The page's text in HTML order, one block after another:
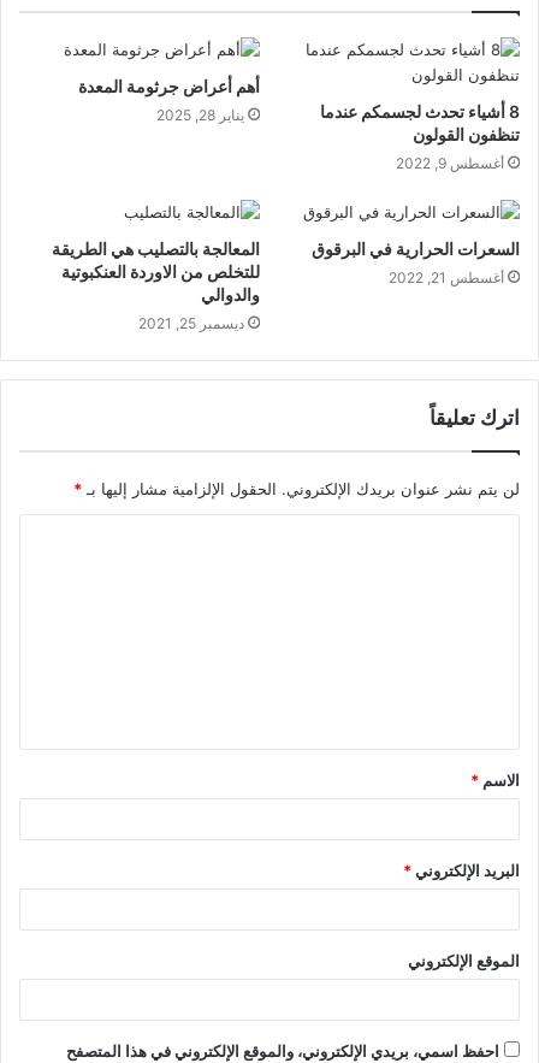
8 أشياء تحدث لجسمكم عندما
تنظفون القولون
أغسطس 9, 2022
أهم أعراض جرثومة المعدة
يناير 28, 2025
السعرات الحرارية في البرقوق
أغسطس 21, 2022
المعالجة بالتصليب هي الطريقة
للتخلص من الاوردة العنكبوتية
والدوالي
ديسمبر 25, 2021
اترك تعليقاً
لن يتم نشر عنوان بريدك الإلكتروني. الحقول الإلزامية مشار إليها بـ *
ق
*
الاسم *
البريد الإلكتروني*
الموقع الإلكتروني
احفظ اسمي، بريدي الإلكتروني، والموقع الإلكتروني في هذا المتصفح